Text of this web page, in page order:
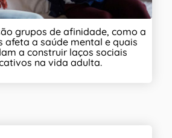
grupos de afinidade, como a
afeta a saúde mental e quais
a construir laços sociais
na vida adulta.